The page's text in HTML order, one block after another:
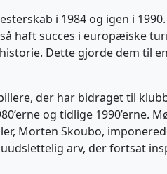
i 1984 og igen i
succes i europæiske
Dette gjorde dem til
der har bidraget til
og tidlige 1990’erne.
Morten Skoubo,
arv, der fortsat